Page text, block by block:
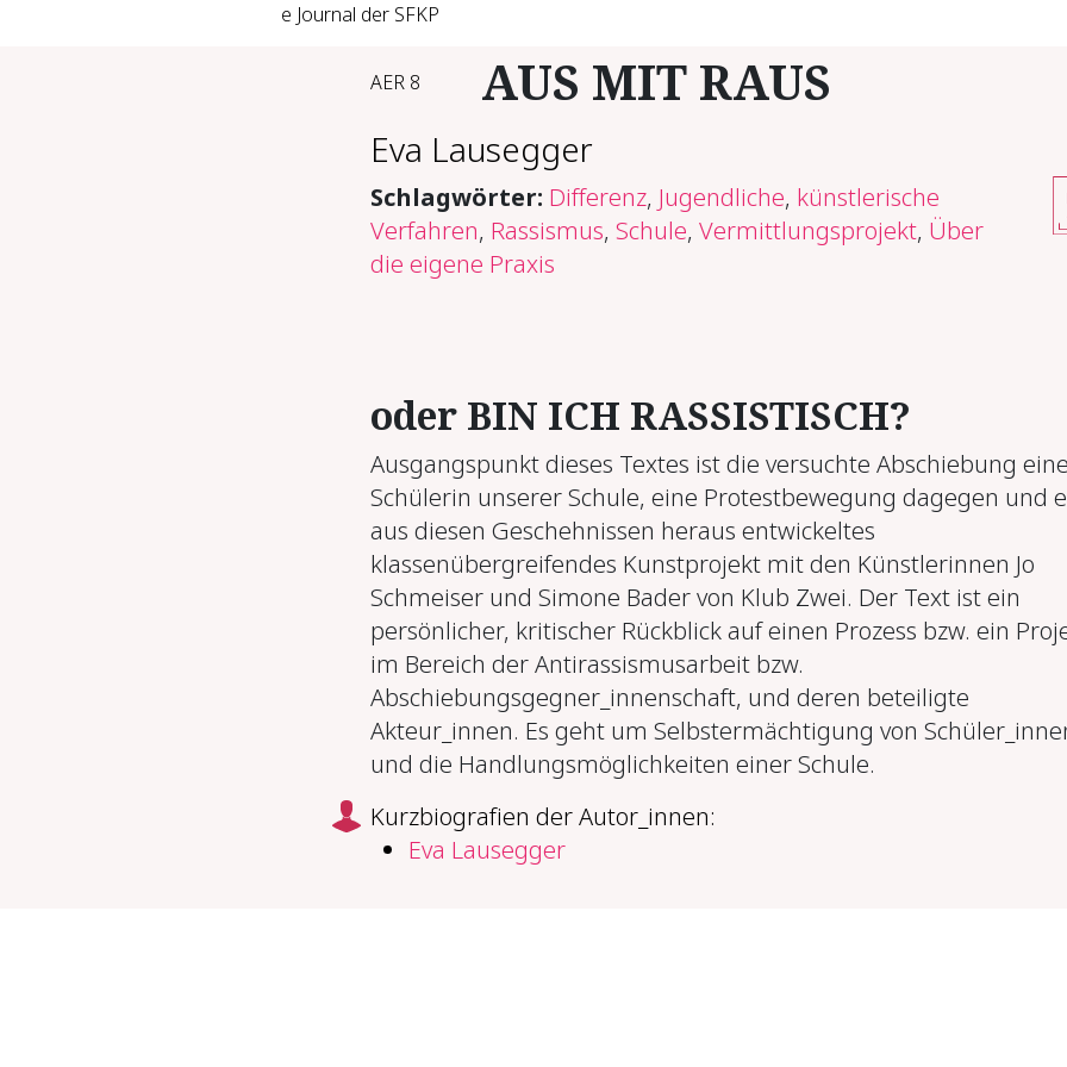
e Journal der SFKP
AER 8 AUS MIT RAUS
Eva Lausegger
Schlagwörter: Differenz, Jugendliche, künstlerische
Verfahren, Rassismus, Schule, Vermittlungsprojekt, Über
die eigene Praxis
oder BIN ICH RAS­SIS­TISCH?
Ausgangspunkt dieses Textes ist die versuchte Abschiebung
Schülerin unserer Schule, eine Protestbewegung dagegen und
aus diesen Geschehnissen heraus entwickeltes
klassenübergreifendes Kunstprojekt mit den Künstlerinnen Jo
Schmeiser und Simone Bader von Klub Zwei. Der Text ist ein
persönlicher, kritischer Rückblick auf einen Prozess bzw. ein
im Bereich der Antirassismusarbeit bzw.
Abschiebungsgegner_innenschaft, und deren beteiligte
Akteur_innen. Es geht um Selbstermächtigung von
und die Handlungsmöglichkeiten einer Schule.
Kurzbiografien der Autor_innen:
Eva Lausegger